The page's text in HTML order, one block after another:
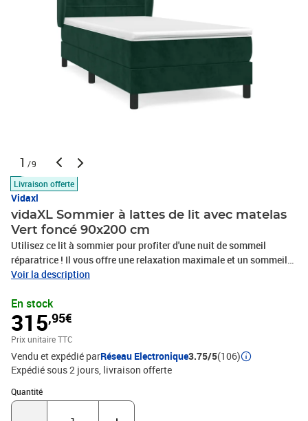
1 /9
Livraison offerte
Vidaxl
vidaXL Sommier à lattes de lit avec matelas
Vert foncé 90x200 cm
Utilisez ce lit à sommier pour profiter d'une nuit de sommeil
réparatrice ! Il vous offre une relaxation maximale et un sommeil
agréable. Velours doux : le velours est un tissu doux et luxueux qui
ont une touche lisse. Le tissu en velours présente un toucher doux
distinctif, ce qui le rend confortable au toucher.Tête de lit pratique
: la tête de lit est réglable en hauteur selon vos préférences. La tête
de lit vous offre un excellent soutien du dos lorsque vous êtes
assis dans votre lit pour lire ou regarder la télévision.Matelas à
ressorts ensachés : le ressort ensaché individuel intégré est connu
pour sa très haute qualité tout en assurant un haut niveau de
durabilité et d'adaptabilité. Il peut absorber efficacement le bruit
Voir la description
En stock
315,95€
Prix unitaire TTC
Vendu et expédié parRéseau Electronique3.75/5(106)
Expédié sous 2 jours livraison offerte
Quantité
Quantité : 1